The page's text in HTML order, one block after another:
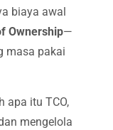
biaya awal
Ownership—
masa pakai
apa itu TCO,
mengelola